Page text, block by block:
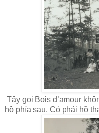
Tây gọi Bois d’amour
hồ phía sau. Có phải hồ